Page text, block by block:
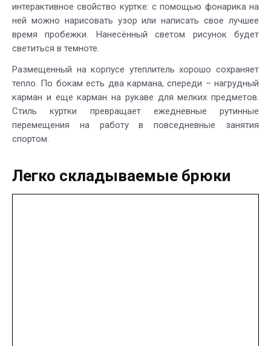
интерактивное свойство куртке: с помощью фонарика на
ней можно нарисовать узор или написать свое лучшее
время пробежки. Нанесённый светом рисунок будет
светиться в темноте.
Размещенный на корпусе утеплитель хорошо сохраняет
тепло. По бокам есть два кармана, спереди – нагрудный
карман и еще карман на рукаве для мелких предметов.
Стиль куртки превращает ежедневные рутинные
перемещения на работу в повседневные занятия
спортом.
Легко складываемые брюки